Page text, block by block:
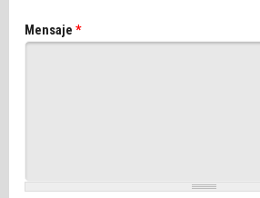
Mensaje *